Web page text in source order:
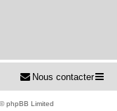
Nous contacter
phpBB Limited